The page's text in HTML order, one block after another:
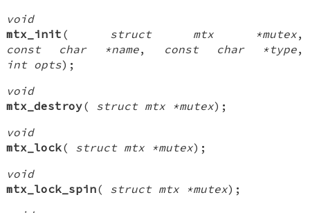
void
mtx_init ( struct mtx *mutex,
const char *name, const char *type,
int opts);
void
mtx_destroy( struct mtx *mutex);
void
mtx_lock( struct mtx *mutex);
void
mtx_lock_spin( struct mtx *mutex);